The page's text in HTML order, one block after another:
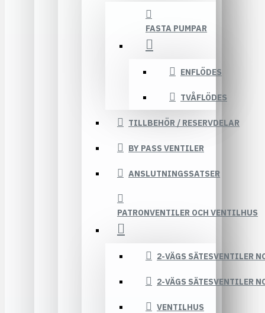
FASTA PUMPAR
ENFLÖDES
TVÅFLÖDES
TILLBEHÖR / RESERVDELAR
BY PASS VENTILER
ANSLUTNINGSSATSER
PATRONVENTILER OCH VENTILHUS
2-VÄGS SÄTESVENTILER
2-VÄGS SÄTESVENTILER
VENTILHUS